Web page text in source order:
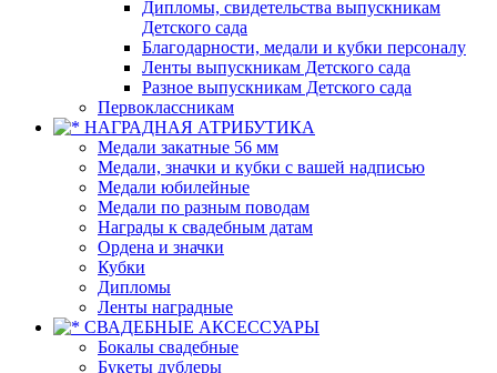
Дипломы, свидетельства выпускникам
Детского сада
Благодарности, медали и кубки персоналу
Ленты выпускникам Детского сада
Разное выпускникам Детского сада
Первоклассникам
НАГРАДНАЯ АТРИБУТИКА
Медали закатные 56 мм
Медали, значки и кубки с вашей надписью
Медали юбилейные
Медали по разным поводам
Награды к свадебным датам
Ордена и значки
Кубки
Дипломы
Ленты наградные
СВАДЕБНЫЕ АКСЕССУАРЫ
Бокалы свадебные
Букеты дублеры